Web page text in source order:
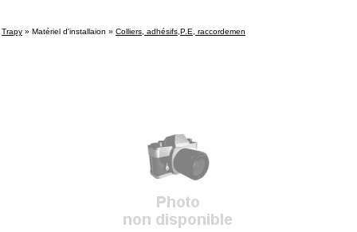
Trapy » Matériel d'installaion » Colliers, adhésifs,P.E, raccordemen